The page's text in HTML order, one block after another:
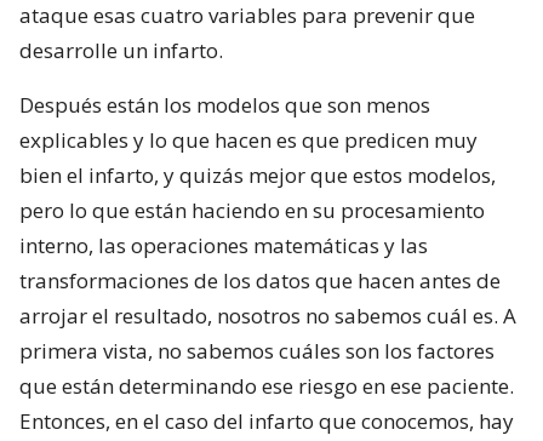
ataque esas cuatro variables para prevenir que
desarrolle un infarto.
Después están los modelos que son menos
explicables y lo que hacen es que predicen muy
bien el infarto, y quizás mejor que estos modelos,
pero lo que están haciendo en su procesamiento
interno, las operaciones matemáticas y las
transformaciones de los datos que hacen antes de
arrojar el resultado, nosotros no sabemos cuál es. A
primera vista, no sabemos cuáles son los factores
que están determinando ese riesgo en ese paciente.
Entonces, en el caso del infarto que conocemos, hay